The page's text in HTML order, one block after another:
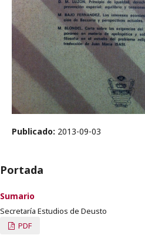
Publicado: 2013-09-03
Portada
Sumario
Secretaría Estudios de Deusto
PDF